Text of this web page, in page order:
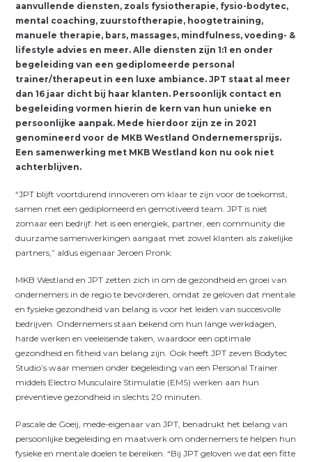
aanvullende diensten, zoals fysiotherapie, fysio-bodytec,
mental coaching, zuurstoftherapie, hoogtetraining,
manuele therapie, bars, massages, mindfulness, voeding- &
lifestyle advies en meer. Alle diensten zijn 1:1 en onder
begeleiding van een gediplomeerde personal
trainer/therapeut in een luxe ambiance. JPT staat al meer
dan 16 jaar dicht bij haar klanten. Persoonlijk contact en
begeleiding vormen hierin de kern van hun unieke en
persoonlijke aanpak. Mede hierdoor zijn ze in 2021
genomineerd voor de MKB Westland Ondernemersprijs.
Een samenwerking met MKB Westland kon nu ook niet
achterblijven.
“JPT blijft voortdurend innoveren om klaar te zijn voor de toekomst,
samen met een gediplomeerd en gemotiveerd team. JPT is niet
zomaar een bedrijf: het is een energiek, partner, een community die
duurzame samenwerkingen aangaat met zowel klanten als zakelijke
partners,” aldus eigenaar Jeroen Pronk.
MKB Westland en JPT zetten zich in om de gezondheid en groei van
ondernemers in de regio te bevorderen, omdat ze geloven dat mentale
en fysieke gezondheid van belang is voor het leiden van succesvolle
bedrijven. Ondernemers staan bekend om hun lange werkdagen,
harde werken en veeleisende taken, waardoor een optimale
gezondheid en fitheid van belang zijn. Ook heeft JPT zeven Bodytec
Studio’s waar mensen onder begeleiding van een Personal Trainer
middels Electro Musculaire Stimulatie (EMS) werken aan hun
preventieve gezondheid in slechts 20 minuten.
Pascale de Goeij, mede-eigenaar van JPT, benadrukt het belang van
persoonlijke begeleiding en maatwerk om ondernemers te helpen hun
fysieke en mentale doelen te bereiken. “Bij JPT geloven we dat een fitte